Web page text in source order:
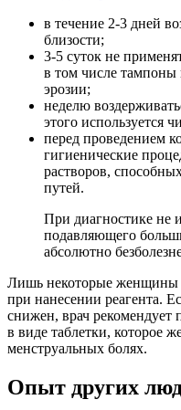
в течение 2-3 дней
близости;
3-5 суток не
в том числе тампоны
эрозии;
неделю
этого используется
перед проведением
гигиенические
растворов,
путей.
При диагностике не
подавляющего
абсолютно
Лишь некоторые женщины
при нанесении реагента.
снижен, врач рекомендует
в виде таблетки, которое
менструальных болях.
Опыт других